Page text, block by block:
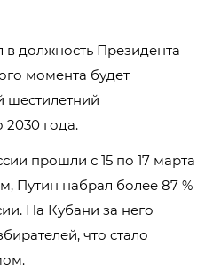
должность Президента
момента будет
шестилетний
2030 года.
прошли с 15 по 17 марта
Путин набрал более 87 %
На Кубани за него
что стало